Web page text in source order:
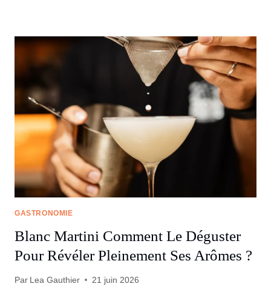
GASTRONOMIE
Blanc Martini Comment Le Déguster
Pour Révéler Pleinement Ses Arômes ?
Par Lea Gauthier 21 juin 2026